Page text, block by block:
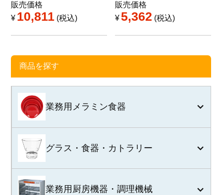
販売価格
¥ 10,811 税込
販売価格
¥5,362 税込
商品を探す
業務用メラミン食器
グラス・食器・カトラリー
業務用厨房機器・調理機械